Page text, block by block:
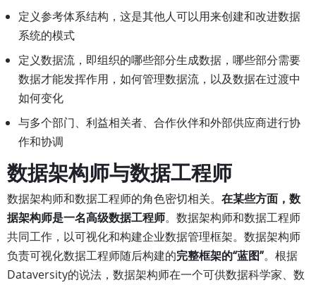
定义参考体系结构，这是其他人可以用来创建和改进数据
系统的模式
定义数据流，即组织的哪些部分生成数据，哪些部分需要
数据才能发挥作用，如何管理数据流，以及数据在过渡中
如何变化
与多个部门、利益相关者、合作伙伴和外部供应商进行协
作和协调
数据架构师与数据工程师
数据架构师和数据工程师的角色密切相关。 在某些方面，数
据架构师是一名高级数据工程师。数据架构师和数据工程师
共同工作，以可视化和构建企业数据管理框架。数据架构师
负责可视化数据工程师随后构建的完整框架的“蓝图”。根据
Dataversity的说法，数据架构师在一个可供数据科学家、数